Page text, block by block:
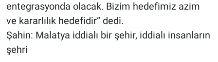
entegrasyonda olacak. Bizim hedefimiz azim
ve kararlılık hedefidir” dedi.
Şahin: Malatya iddialı bir şehir, iddialı insanların
şehri